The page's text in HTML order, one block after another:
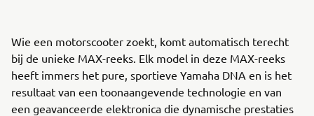
Wie een motorscooter zoekt, komt automatisch terecht
bij de unieke MAX-reeks. Elk model in deze MAX-reeks
heeft immers het pure, sportieve Yamaha DNA en is het
resultaat van een toonaangevende technologie en van
een geavanceerde elektronica die dynamische prestaties